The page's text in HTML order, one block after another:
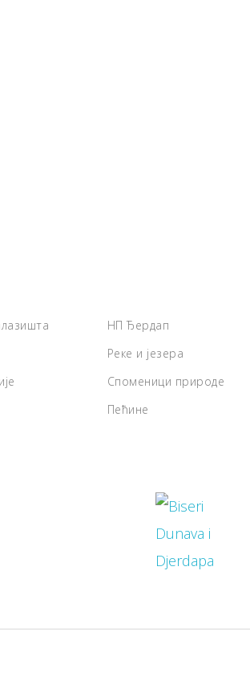
НП Ђердап
Реке и језера
Споменици природе
Пећине